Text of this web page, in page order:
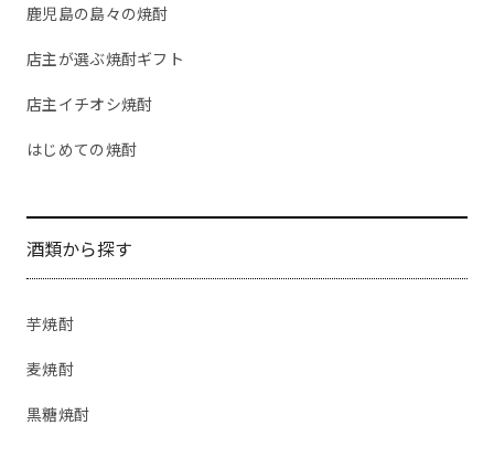
鹿児島の島々の焼酎
店主が選ぶ焼酎ギフト
店主イチオシ焼酎
はじめての焼酎
酒類から探す
芋焼酎
麦焼酎
黒糖焼酎